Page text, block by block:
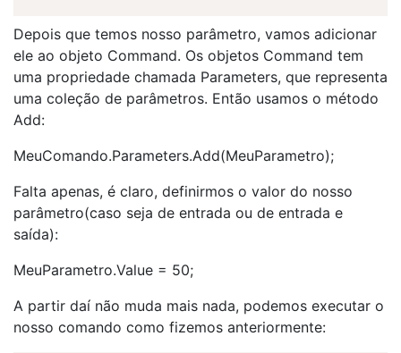
Depois que temos nosso parâmetro, vamos adicionar
ele ao objeto Command. Os objetos Command tem
uma propriedade chamada Parameters, que representa
uma coleção de parâmetros. Então usamos o método
Add:
MeuComando.Parameters.Add(MeuParametro);
Falta apenas, é claro, definirmos o valor do nosso
parâmetro(caso seja de entrada ou de entrada e
saída):
MeuParametro.Value = 50;
A partir daí não muda mais nada, podemos executar o
nosso comando como fizemos anteriormente: